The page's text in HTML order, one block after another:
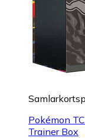
Pokémon
Trainer Box